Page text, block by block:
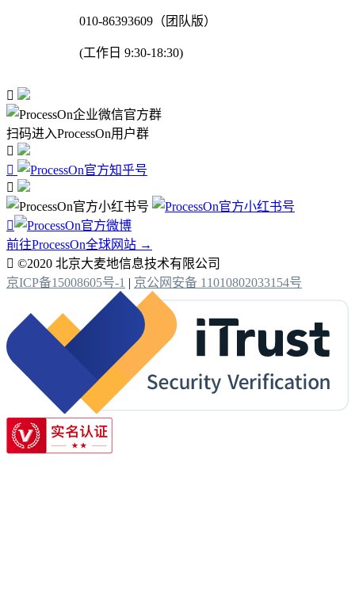
010-86393609（团队版）
(工作日 9:30-18:30)

扫码进入ProcessOn用户群




前往ProcessOn全球网站 →
 ©2020 北京大麦地信息技术有限公司
京ICP备15008605号-1 | 京公网安备 11010802033154号